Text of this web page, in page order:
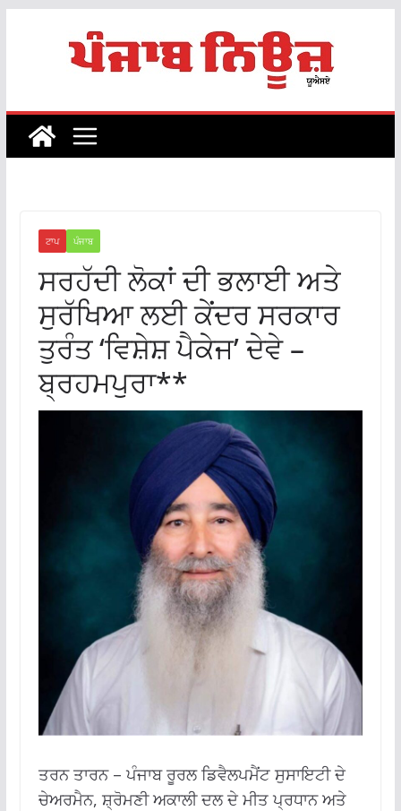
ਟਾਪ ਪੰਜਾਬ
ਸਰਹੱਦੀ ਲੋਕਾਂ ਦੀ ਭਲਾਈ ਅਤੇ
ਸੁਰੱਖਿਆ ਲਈ ਕੇਂਦਰ ਸਰਕਾਰ
ਤੁਰੰਤ ‘ਵਿਸ਼ੇਸ਼ ਪੈਕੇਜ’ ਦੇਵੇ –
ਬ੍ਰਹਮਪੁਰਾ**
ਤਰਨ ਤਾਰਨ – ਪੰਜਾਬ ਰੂਰਲ ਡਿਵੈਲਪਮੈਂਟ ਸੁਸਾਇਟੀ ਦੇ
ਚੇਅਰਮੈਨ, ਸ਼੍ਰੋਮਣੀ ਅਕਾਲੀ ਦਲ ਦੇ ਮੀਤ ਪ੍ਰਧਾਨ ਅਤੇ